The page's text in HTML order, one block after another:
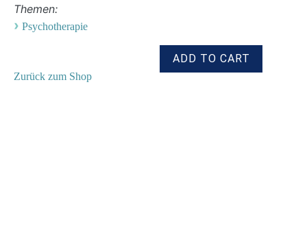
Themen:
› Psychotherapie
Zurück zum Shop